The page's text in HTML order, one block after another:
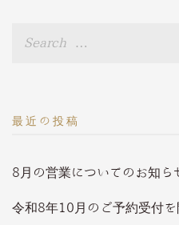
最近の投稿
8月の営業についてのお知ら
令和8年10月のご予約受付